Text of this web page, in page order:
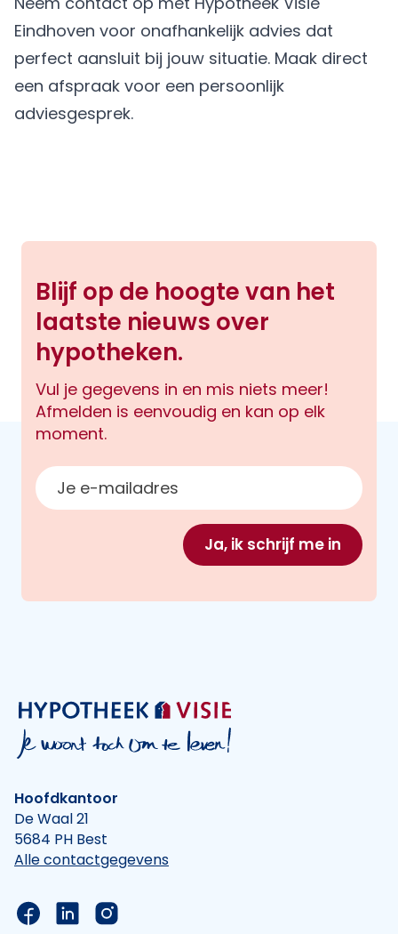
Eindhoven voor onafhankelijk advies dat
perfect aansluit bij jouw situatie. Maak direct
een afspraak voor een persoonlijk
adviesgesprek.
Blijf op de hoogte van het
laatste nieuws over
hypotheken.
Vul je gegevens in en mis niets meer!
Afmelden is eenvoudig en kan op elk
moment.
E-mailadres
Ja, ik schrijf me in
Hoofdkantoor
De Waal 21
5684 PH Best
Alle contactgegevens
Link naar de Facebook pagina van Hypotheek
Link naar de LinkedIn pagina van
Link naar de Instagram pagina van